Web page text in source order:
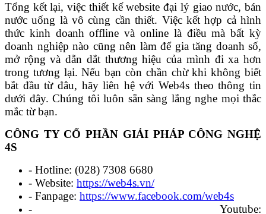
Tổng kết lại, việc thiết kế website đại lý giao nước, bán
nước uống là vô cùng cần thiết. Việc kết hợp cả hình
thức kinh doanh offline và online là điều mà bất kỳ
doanh nghiệp nào cũng nên làm để gia tăng doanh số,
mở rộng và dẫn dắt thương hiệu của mình đi xa hơn
trong tương lại. Nếu bạn còn chần chừ khi không biết
bắt đầu từ đâu, hãy liên hệ với Web4s theo thông tin
dưới đây. Chúng tôi luôn sẵn sàng lắng nghe mọi thắc
mắc từ bạn.
CÔNG TY CỔ PHẦN GIẢI PHÁP CÔNG NGHỆ
4S
- Hotline: (028) 7308 6680
- Website: https://web4s.vn/
- Fanpage: https://www.facebook.com/web4s
- Youtube: